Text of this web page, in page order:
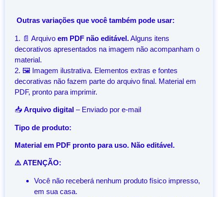
Outras variações que você também pode usar:
1. 📄 Arquivo em PDF não editável.Alguns itens
decorativos apresentados na imagem não acompanham o
material.
2. 🖼️ Imagem ilustrativa. Elementos extras e fontes
decorativas não fazem parte do arquivo final. Material em
PDF, pronto para imprimir.
📥 Arquivo digital – Enviado por e-mail
Tipo de produto:
Material em PDF pronto para uso. Não editável.
⚠️ ATENÇÃO:
Você não receberá nenhum produto físico impresso,
em sua casa.